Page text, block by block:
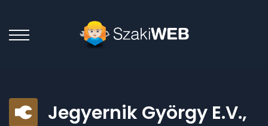
Jegyernik György E.v.,